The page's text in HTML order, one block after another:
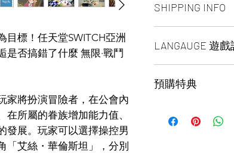
標！任天堂SWITCH亞洲
否搞錯了什麼 無限·戰鬥
家將扮演冒險者，在公會內
所屬的眷族增加能力值、
發展。玩家可以選擇操控男
「艾絲・華倫斯坦」，分別
NO REFUND OR
SHIPPING INFO
days ）
If you want select
Toronto GTA Area
LANGAUGE 遊
【√】簡體中文
預購特典
繪畫）。